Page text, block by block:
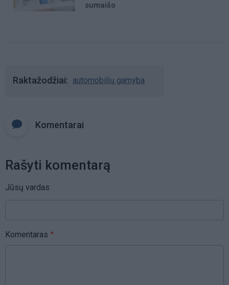
sumaišo
Raktažodžiai automobilių gamyba
Komentarai
Rašyti komentarą
Jūsų vardas
Komentaras